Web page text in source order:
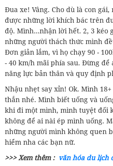
Đua xe! Vâng. Cho dù là con
được những lời khích bác trên
độ. Mình…nhận lời hết. 2, 3 kéo
những người thách thức mình
Đơn giản lắm, vì họ chạy 90 -
- 40 km/h mãi phía sau. Đừng
năng lực bản thân và quy định
Nhậu nhẹt say xỉn! Ok. Mình
thắn nhé. Mình biết uống và
khi đi một mình, mình tuyệt đối
không để ai nài ép mình uống.
những người mình không quen
hiểm nha các bạn nữ.
>>> Xem thêm : văn hóa du lịch